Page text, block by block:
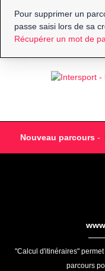
Pour supprimer un
passe saisi lors de sa
Récupérer un mot de
Nouveau parcours-
"Calcul d'itinéraires"
parcours